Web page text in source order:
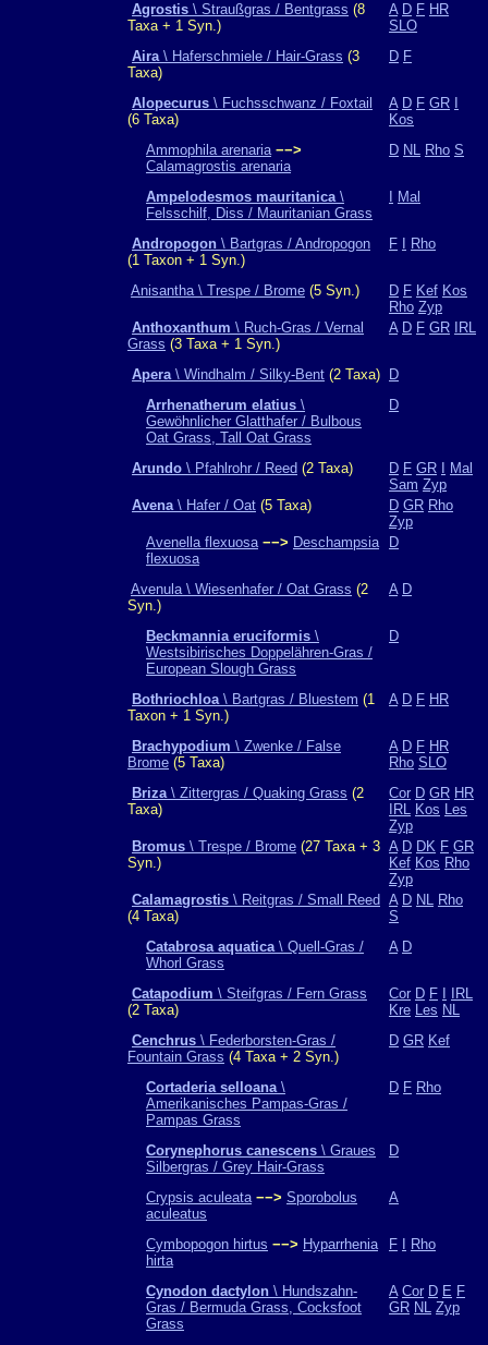
Agrostis \ Straußgras / Bentgrass (8
Taxa + 1 Syn.)
A D F HR
SLO
Aira\ Haferschmiele / Hair-Grass (3
Taxa)
D F
Alopecurus \ Fuchsschwanz / Foxtail
(6 Taxa)
A D F GR
Kos
Ammophila arenaria −−>
Calamagrostis arenaria
D NL Rho S
Ampelodesmos mauritanica\
Felsschilf, Diss / Mauritanian Grass
Mal
Andropogon \ Bartgras / Andropogon
(1 Taxon + 1 Syn.)
F Rho
Anisantha \ Trespe / Brome (5 Syn.) D F Kef Kos
Rho Zyp
Anthoxanthum \ Ruch-Gras / Vernal
Grass (3 Taxa + 1 Syn.)
A D F GR IRL
Apera\ Windhalm / Silky-Bent (2 Taxa)
D
Arrhenatherum elatius \
Gewöhnlicher Glatthafer / Bulbous
Oat Grass, Tall Oat Grass
D
Arundo \ Pfahlrohr / Reed (2 Taxa) D F GR
Mal
Sam Zyp
Avena\ Hafer / Oat (5 Taxa) D GR Rho
Zyp
Avenella flexuosa −−> Deschampsia
flexuosa
D
Avenula \ Wiesenhafer / Oat Grass (2
Syn.)
A D
Beckmannia eruciformis \
Westsibirisches Doppelähren-Gras /
European Slough Grass
D
Bothriochloa\ Bartgras / Bluestem (1
Taxon + 1 Syn.)
A D F HR
Brachypodium \ Zwenke / False
Brome (5 Taxa)
A D F HR
Rho SLO
Briza\ Zittergras / Quaking Grass (2
Taxa)
Cor D GR HR
IRL Kos Les
Zyp
Bromus \ Trespe / Brome (27 Taxa + 3
Syn.)
A D DK F GR
Kef Kos Rho
Zyp
Calamagrostis \ Reitgras / Small Reed
(4 Taxa)
A D NL Rho
S
Catabrosa aquatica\ Quell-Gras /
Whorl Grass
A D
Catapodium \ Steifgras / Fern Grass
(2 Taxa)
Cor D F
IRL
Kre Les NL
Cenchrus \ Federborsten-Gras /
Fountain Grass (4 Taxa + 2 Syn.)
D GR Kef
Cortaderia selloana\
Amerikanisches Pampas-Gras /
Pampas Grass
D F Rho
Corynephorus canescens \ Graues
Silbergras / Grey Hair-Grass
D
Crypsis aculeata −−> Sporobolus
aculeatus
A
Cymbopogon hirtus −−> Hyparrhenia
hirta
F Rho
Cynodon dactylon \ Hundszahn-
Gras / Bermuda Grass, Cocksfoot
Grass
A Cor D E F
GR NL Zyp